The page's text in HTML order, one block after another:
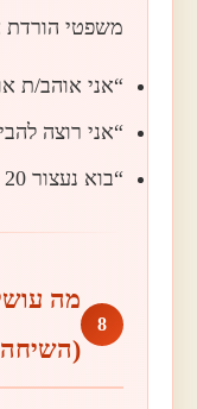
משפטי
“אני אוהב/ת
“אני רוצה
“בוא נעצור 20 דקות ונחזור.”
8
מה